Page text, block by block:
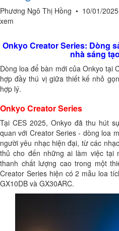
Phương Ngô Thị Hồng • 10/01/
xem
Onkyo Creator Series: Dòng
nhà sáng
Dòng loa để bàn mới của Onkyo tại
hợp đầy thú vị giữa thiết kế nhỏ
hợp lý.
Onkyo Creator Series
Tại CES 2025, Onkyo đã thu hút
quan với Creator Series - dòng loa
người yêu nhạc hiện đại, từ các
thủ cho đến những ai làm việc tại
thanh chất lượng cao trong một
Creator Series hiện có 2 mẫu loa
GX10DB và GX30ARC.